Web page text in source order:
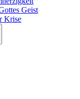
Geist
Krise